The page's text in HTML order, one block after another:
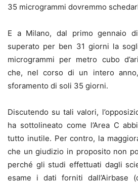
35 microgrammi dovremmo
E a Milano, dal primo gennaio di
superato per ben 31 giorni la
microgrammi per metro cubo
che, nel corso di un intero
sforamento di soli 35 giorni.
Discutendo su tali valori,
ha sottolineato come l’Area C
tutto inutile. Per contro, la
che un giudizio in proposito non
perché gli studi effettuati dagli
esame i dati forniti dall’Airbase